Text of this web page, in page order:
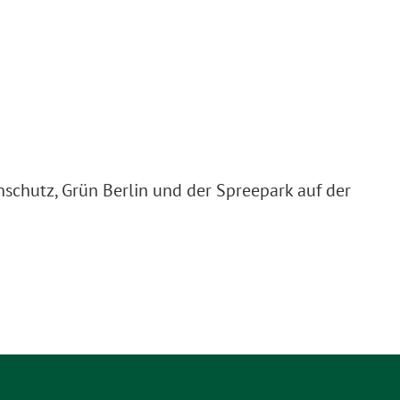
Grün Berlin und der Spreepark auf der